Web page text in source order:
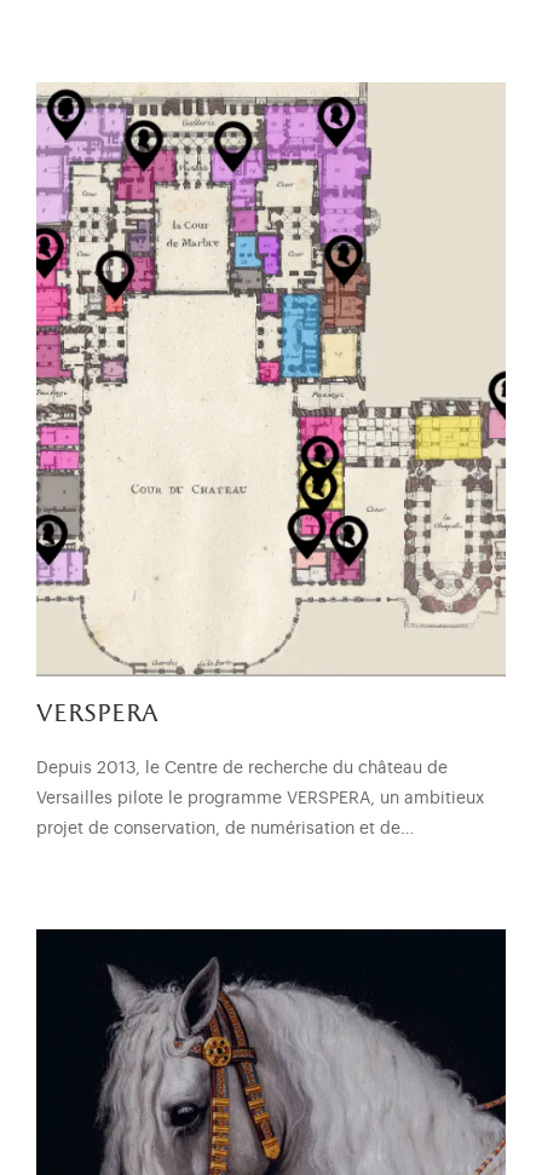
verspera
Depuis 2013, le Centre de recherche du château de
Versailles pilote le programme VERSPERA, un ambitieux
projet de conservation, de numérisation et de…